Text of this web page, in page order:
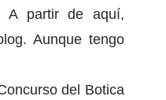
A partir de aquí,
Aunque tengo
del Botica